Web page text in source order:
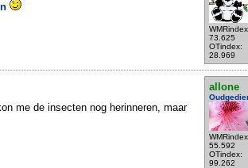
73.625
OTindex:
28.969
allone
55.592
OTindex:
99.262
me de insecten nog herinneren, maar